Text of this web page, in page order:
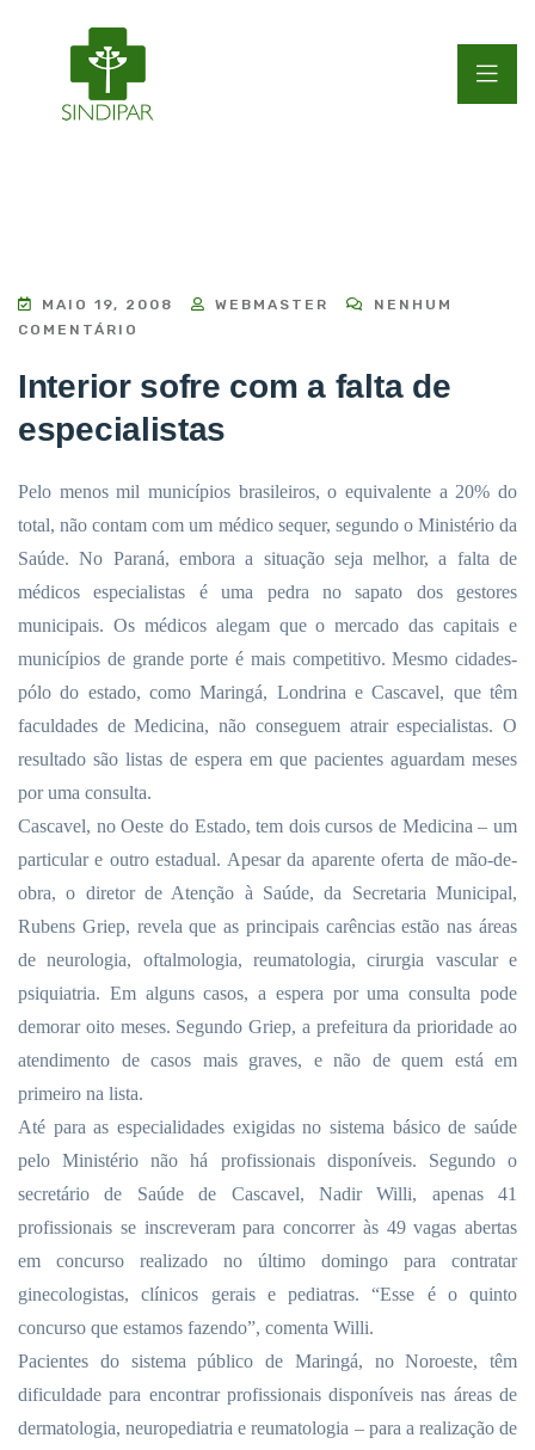
MAIO 19, 2008 WEBMASTER
NENHUM
COMENTÁRIO
Interior sofre com a falta de
especialistas
Pelo menos mil municípios brasileiros, o equivalente a 20% do
total, não contam com um médico sequer, segundo o Ministério da
Saúde. No Paraná, embora a situação seja melhor, a falta de
médicos especialistas é uma pedra no sapato dos gestores
municipais. Os médicos alegam que o mercado das capitais e
municípios de grande porte é mais competitivo. Mesmo cidades-
pólo do estado, como Maringá, Londrina e Cascavel, que têm
faculdades de Medicina, não conseguem atrair especialistas. O
resultado são listas de espera em que pacientes aguardam meses
por uma consulta.
Cascavel, no Oeste do Estado, tem dois cursos de Medicina – um
particular e outro estadual. Apesar da aparente oferta de mão-de-
obra, o diretor de Atenção à Saúde, da Secretaria Municipal,
Rubens Griep, revela que as principais carências estão nas áreas
de neurologia, oftalmologia, reumatologia, cirurgia vascular e
psiquiatria. Em alguns casos, a espera por uma consulta pode
demorar oito meses. Segundo Griep, a prefeitura da prioridade ao
atendimento de casos mais graves, e não de quem está em
primeiro na lista.
Até para as especialidades exigidas no sistema básico de saúde
pelo Ministério não há profissionais disponíveis. Segundo o
secretário de Saúde de Cascavel, Nadir Willi, apenas 41
profissionais se inscreveram para concorrer às 49 vagas abertas
em concurso realizado no último domingo para contratar
ginecologistas, clínicos gerais e pediatras. “Esse é o quinto
concurso que estamos fazendo”, comenta Willi.
Pacientes do sistema público de Maringá, no Noroeste, têm
dificuldade para encontrar profissionais disponíveis nas áreas de
dermatologia, neuropediatria e reumatologia – para a realização de